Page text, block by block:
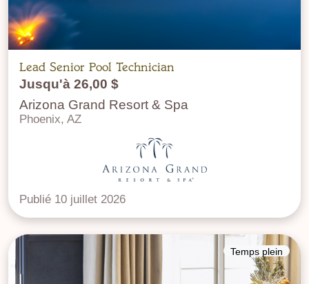
Lead Senior Pool Technician
Jusqu'à 26,00 $
Arizona Grand Resort & Spa
Phoenix, AZ
Publié 10 juillet 2026
Temps plein